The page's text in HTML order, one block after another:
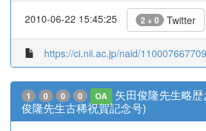
2010-06-22 15:45:25 2 + 0 Twitter
https://ci.nii.ac.jp/naid/110007667709
1 0 0 0 OA
矢田俊隆先生略
俊隆先生古稀祝賀記念号)